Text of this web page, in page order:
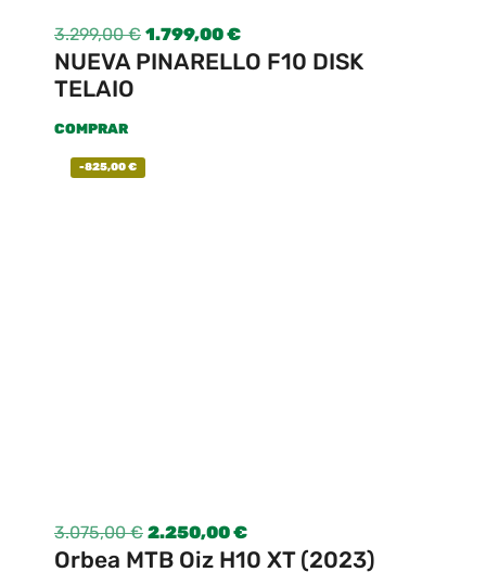
3.299,00€ 1.799,00€
NUEVA PINARELLO F10 DISK
TELAIO
COMPRAR
-825,00€
3.075,00€ 2.250,00€
Orbea MTB Oiz H10 XT (2023)